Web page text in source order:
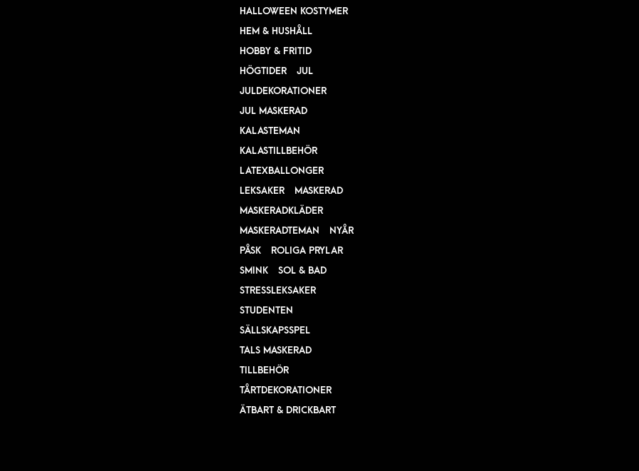
HALLOWEEN KOSTYMER
HEM & HUSHÅLL
HOBBY & FRITID
HÖGTIDER
JUL
JULDEKORATIONER
JUL MASKERAD
KALASTEMAN
KALASTILLBEHÖR
LATEXBALLONGER
LEKSAKER
MASKERAD
MASKERADKLÄDER
MASKERADTEMAN
NYÅR
PÅSK
ROLIGA PRYLAR
SMINK
SOL & BAD
STRESSLEKSAKER
STUDENTEN
SÄLLSKAPSSPEL
TALS MASKERAD
TILLBEHÖR
TÅRTDEKORATIONER
ÄTBART & DRICKBART